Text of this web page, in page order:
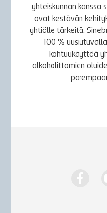
yhteiskunnan kanssa
ovat kestävän
yhtiölle tärkeitä.
100 %
kohtuukäyttöä
alkoholittomien